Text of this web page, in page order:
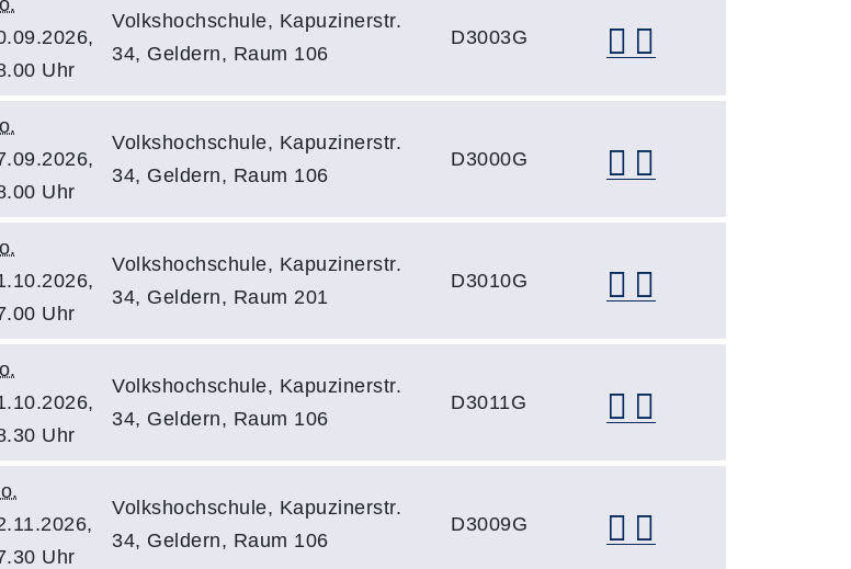
Uhr
Volkshochschule, Kapuzinerstr.
34, Geldern, Raum 106
D3003G
Uhr
Volkshochschule, Kapuzinerstr.
34, Geldern, Raum 106
D3000G
Uhr
Volkshochschule, Kapuzinerstr.
34, Geldern, Raum 201
D3010G
Uhr
Volkshochschule, Kapuzinerstr.
34, Geldern, Raum 106
D3011G
Uhr
Volkshochschule, Kapuzinerstr.
34, Geldern, Raum 106
D3009G